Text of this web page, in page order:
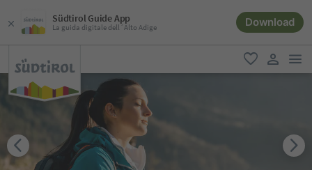
Südtirol Guide App
La guida digitale dell´Alto Adige Download
favoriti
user link